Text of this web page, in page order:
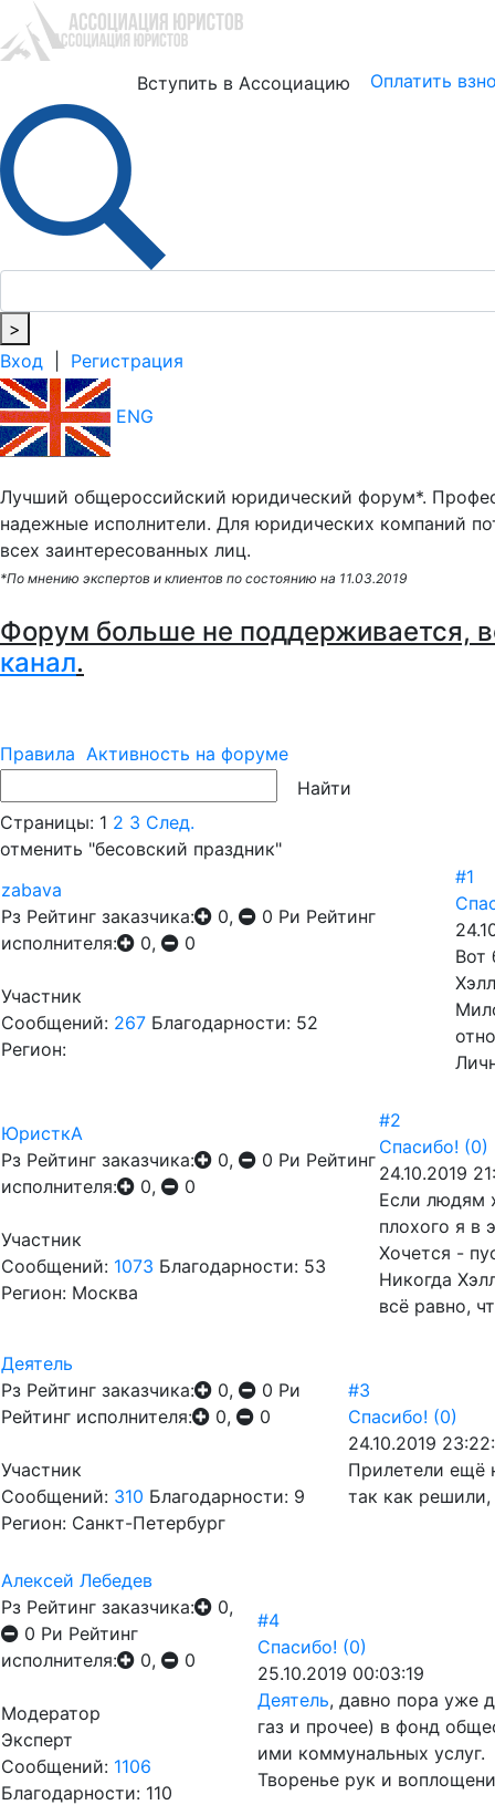
Вступить в Ассоциацию Оплатить
>
Вход
Регистрация
ENG
Лучший общероссийский юридический форум*.
надежные исполнители. Для юридических компаний
всех заинтересованных лиц.
*По мнению экспертов и клиентов по состоянию на 11.03.2019
Форум больше не поддерживается,
канал.
Правила Активность на форуме
Страницы: 1 2 3 След.
отменить "бесовский праздник"
zabava
Рз Рейтинг заказчика: 0, 0 Ри Рейтинг
исполнителя:
0, 0
Участник
Сообщений: 267 Благодарности: 52
Регион:
#1
Вот
ЮристкА
Рз Рейтинг заказчика: 0, 0 Ри Рейтинг
исполнителя:
0, 0
Участник
Сообщений: 1073 Благодарности: 53
Регион: Москва
#2
Спасибо! (0)
24.10.2019
Если людям
плохого я в
Хочется -
Никогда
всё равно,
Деятель
Рз Рейтинг заказчика: 0, 0 Ри
Рейтинг исполнителя:
0, 0
Участник
Сообщений: 310 Благодарности: 9
Регион: Санкт-Петербург
#3
Спасибо! (0)
24.10.2019
Прилетели ещё
так как
Алексей Лебедев
Рз Рейтинг заказчика:
0,
0 Ри Рейтинг
исполнителя:
0, 0
Модератор
Эксперт
Сообщений: 1106
Благодарности: 110
#4
Спасибо! (0)
25.10.2019 00:03:19
Деятель, давно пора уже
газ и прочее) в фонд
ими коммунальных услуг.
Творенье рук и